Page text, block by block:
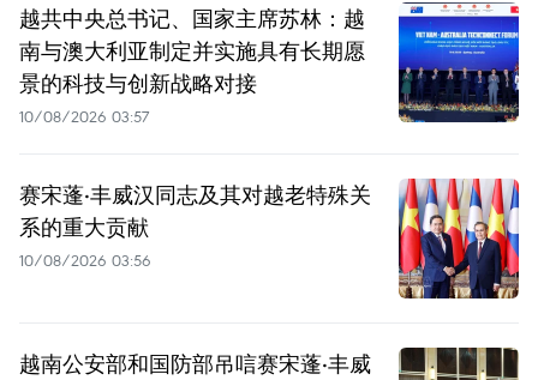
越共中央总书记、国家主席苏林：越
南与澳大利亚制定并实施具有长期愿
景的科技与创新战略对接
10/08/2026 03:57
赛宋蓬·丰威汉同志及其对越老特殊关
系的重大贡献
10/08/2026 03:56
越南公安部和国防部吊唁赛宋蓬·丰威